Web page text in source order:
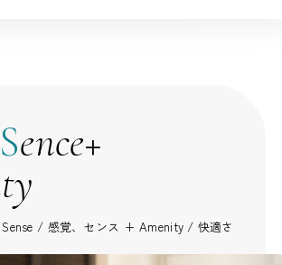
Sence+
Sense / 感覚、センス +Amenity / 快適さ